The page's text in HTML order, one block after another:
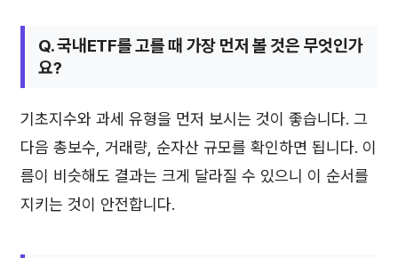
Q. 국내ETF를 고를 때 가장 먼저 볼 것은 무엇인가
요?
기초지수와 과세 유형을 먼저 보시는 것이 좋습니다. 그
다음 총보수, 거래량, 순자산 규모를 확인하면 됩니다. 이
름이 비슷해도 결과는 크게 달라질 수 있으니 이 순서를
지키는 것이 안전합니다.